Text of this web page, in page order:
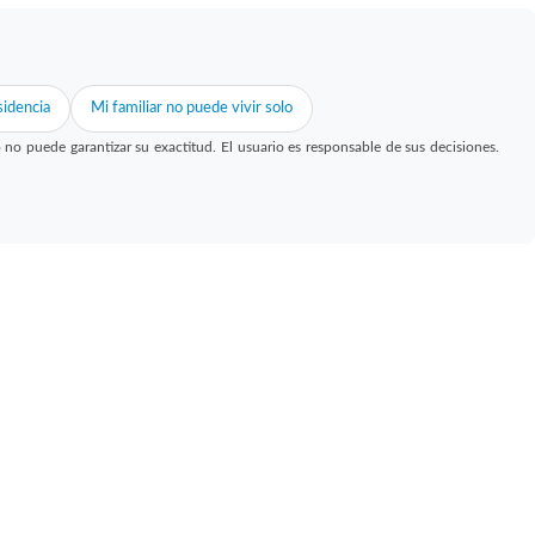
Mi familiar no puede vivir solo
puede garantizar su exactitud. El usuario es responsable de sus decisiones.